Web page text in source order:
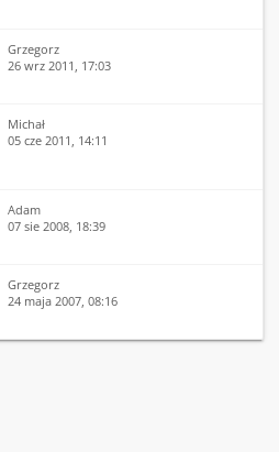
Grzegorz
26 wrz 2011, 17:03
Michał
05 cze 2011, 14:11
Adam
07 sie 2008, 18:39
Grzegorz
24 maja 2007, 08:16